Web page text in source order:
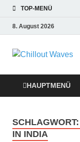
TOP-MENÜ
8. August 2026
HAUPTMENÜ
SCHLAGWORT:
IN INDIA